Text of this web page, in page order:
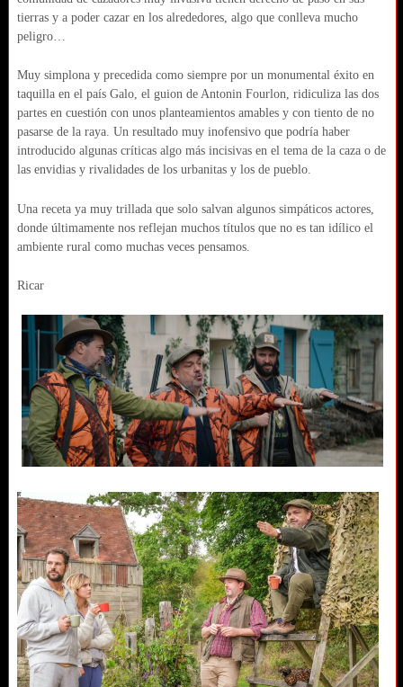
tierras y a poder cazar en los alrededores, algo que conlleva mucho
peligro…
Muy simplona y precedida como siempre por un monumental éxito en
taquilla en el país Galo, el guion de Antonin Fourlon, ridiculiza las dos
partes en cuestión con unos planteamientos amables y con tiento de no
pasarse de la raya. Un resultado muy inofensivo que podría haber
introducido algunas críticas algo más incisivas en el tema de la caza o de
las envidias y rivalidades de los urbanitas y los de pueblo.
Una receta ya muy trillada que solo salvan algunos simpáticos actores,
donde últimamente nos reflejan muchos títulos que no es tan idílico el
ambiente rural como muchas veces pensamos.
Ricar